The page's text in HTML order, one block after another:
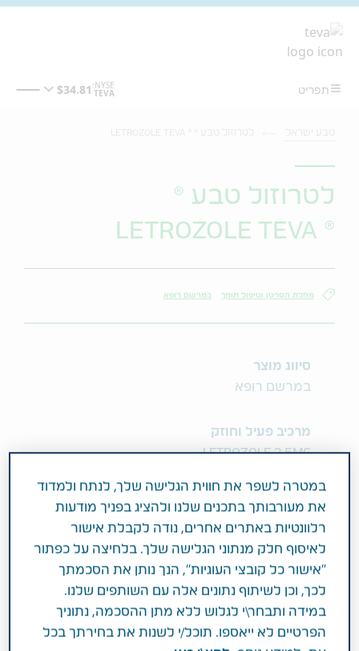
לטרוזול טבע ®
® LETROZOLE TEVA
מחלת הסרטן וטיפול תומך במרשם רופא
סיווג מוצר
במרשם רופא
מרכיב פעיל וחוזק
LETROZOLE 2.5MG
פעילות רפואית
טיפול משלים בסרטן שד בשלב המוקדם, המתקדם
או סרטן שד גרורותי אצל נשים לאחר גיל המעבר.
קבוצה תרפויטית: מעכבי ארומטאז
במטרה לשפר את חווית הגלישה שלך, לנתח ולמדוד
את מעורבותך בתכנים שלנו ולהציג בפניך מודעות
רלוונטיות באתרים אחרים, נודה לקבלת אישור
לאיסוף חלק מנתוני הגלישה שלך. בלחיצה על כפתור
"אישור כל קובצי העוגיות", הנך נותן את הסכמתך
לכך, וכן לשיתוף נתונים אלה עם השותפים שלנו.
במידה ותבחר\י לגלוש ללא מתן ההסכמה, נתוניך
הפרטיים לא ייאספו. תוכל/י לשנות את בחירתך בכל